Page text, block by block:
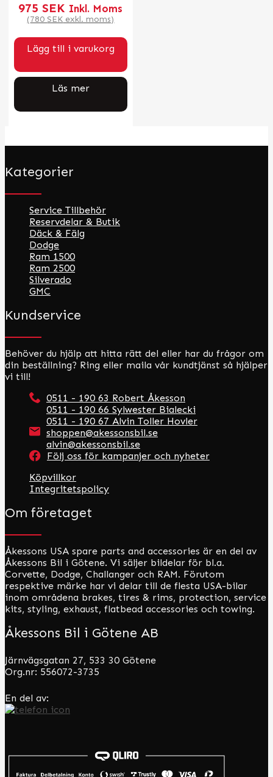
975 SEK Inkl. Moms
(780 SEK exkl. moms)
Lägg till i varukorg
Läs mer
Kategorier
Service Tillbehör
Reservdelar & Butik
Däck & Fälg
Dodge
Ram 1500
Ram 2500
Silverado
GMC
Kundservice
Behöver du hjälp att hitta rätt del eller har du frågor om
din beställning? Ring eller maila vår kundtjänst så hjälper
vi till!
0511 - 190 63 Robert Åkesson
0511 - 190 66 Sylwester Bialecki
0511 - 190 67 Alvin Toller Hovler
shoppen@akessonsbil.se
alvin@akessonsbil.se
Följ oss för kampanjer och nyheter
Köpvillkor
Integritetspolicy
Om företaget
Åkessons USA spare parts and accessories är en del av
Åkessons Bil i Götene. Vi säljer bildelar för bl.a.
Corvette, Dodge, Challanger och RAM. Förutom
respektive märke har vi delar till de flesta USA-bilar
inom områdena brakes, tires & rims, protection, service
kits, styling, exhaust, flatbead accessories och towing.
Åkessons Bil i Götene AB
Järnvägsgatan 27, 533 30 Götene
Org.nr: 556072-3735
En del av: